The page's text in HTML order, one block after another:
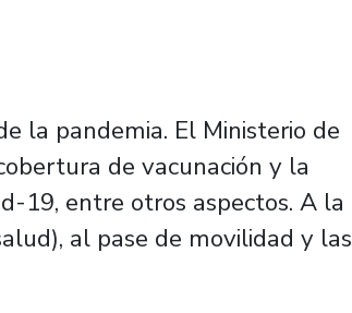
la pandemia. El Ministerio de
de vacunación y la
19, entre otros aspectos. A la
al pase de movilidad y las